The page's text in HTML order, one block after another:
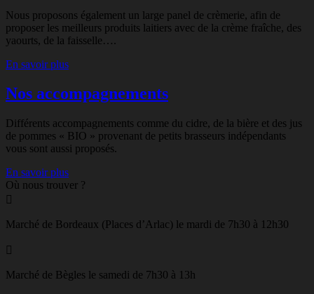
Nous proposons également un large panel de crèmerie, afin de
proposer les meilleurs produits laitiers avec de la crème fraîche, des
yaourts, de la faisselle….
En savoir plus
Nos accompagnements
Différents accompagnements comme du cidre, de la bière et des jus
de pommes « BIO » provenant de petits brasseurs indépendants
vous sont aussi proposés.
En savoir plus
Où nous trouver ?

Marché de Bordeaux (Places d’Arlac) le mardi de 7h30 à 12h30

Marché de Bègles le samedi de 7h30 à 13h